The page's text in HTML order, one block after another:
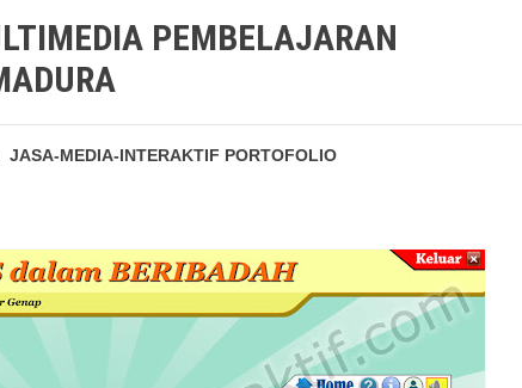
PEMBELAJARAN
JASA-MEDIA-INTERAKTIF PORTOFOLIO